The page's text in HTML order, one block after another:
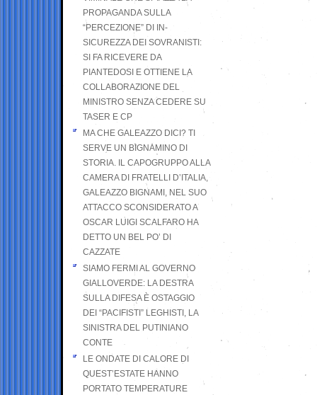
PROPAGANDA SULLA
“PERCEZIONE” DI IN-
SICUREZZA DEI SOVRANISTI:
SI FA RICEVERE DA
PIANTEDOSI E OTTIENE LA
COLLABORAZIONE DEL
MINISTRO SENZA CEDERE SU
TASER E CP
MA CHE GALEAZZO DICI? TI
SERVE UN BIGNAMINO DI
STORIA. IL CAPOGRUPPO ALLA
CAMERA DI FRATELLI D’ITALIA,
GALEAZZO BIGNAMI, NEL SUO
ATTACCO SCONSIDERATO A
OSCAR LUIGI SCALFARO HA
DETTO UN BEL PO’ DI
CAZZATE
SIAMO FERMI AL GOVERNO
GIALLOVERDE: LA DESTRA
SULLA DIFESA È OSTAGGIO
DEI “PACIFISTI” LEGHISTI, LA
SINISTRA DEL PUTINIANO
CONTE
LE ONDATE DI CALORE DI
QUEST’ESTATE HANNO
PORTATO TEMPERATURE